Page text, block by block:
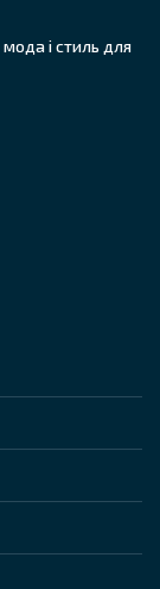
і стиль для